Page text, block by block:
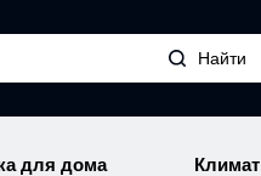
для дома Климат